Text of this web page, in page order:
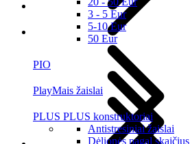
3 - 5 Eur
5-10 Eur
50 Eur
PIO
PlayMais žaislai
PLUS PLUS konstruktoriai
Antistresiniai žaislai
Dėlionės pagal skaičius